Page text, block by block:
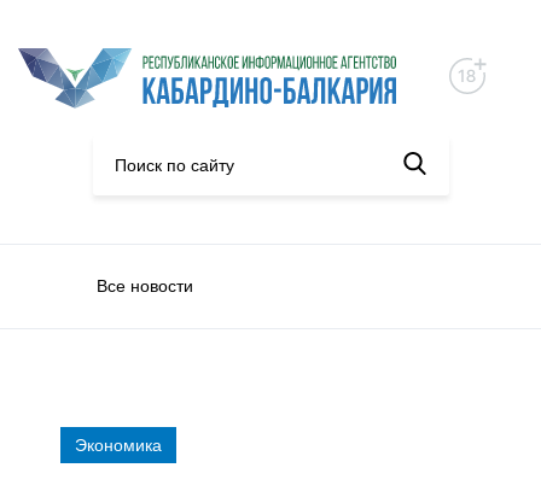
Все новости
Экономика